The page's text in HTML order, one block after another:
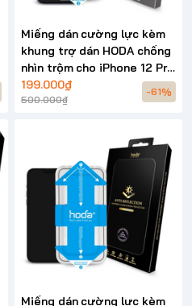
Miếng dán cường lực kèm
khung trợ dán HODA chống
nhìn trộm cho iPhone 12 Pro
Max
199.000₫
500.000₫
-61%
Miếng dán cường lực kèm